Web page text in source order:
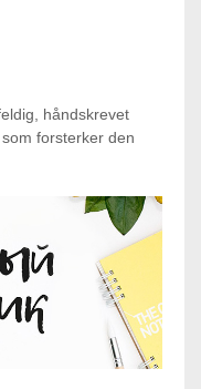
håndskrevet
forsterker den